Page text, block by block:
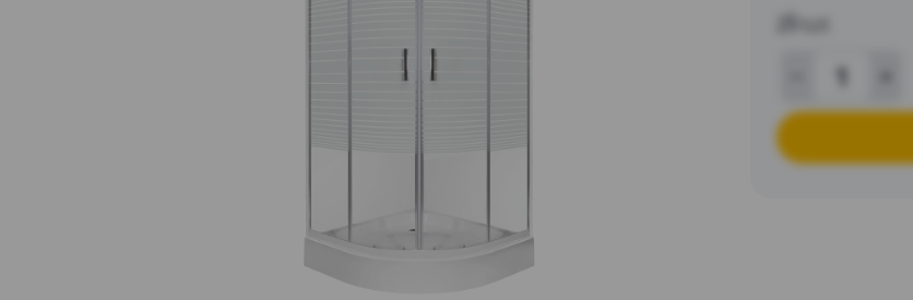
zł /szt